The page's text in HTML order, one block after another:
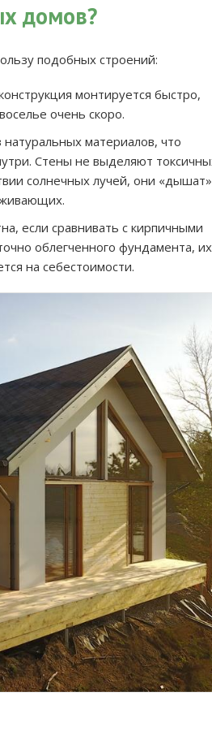
домов?
подобных строений:
монтируется быстро,
очень скоро.
материалов, что
Стены не выделяют
солнечных лучей, они
если сравнивать с кирпичными
облегченного фундамента, их
на себестоимости.